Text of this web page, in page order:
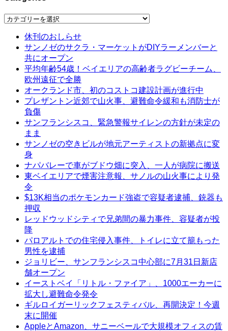
Categories
休刊のおしらせ
サンノゼのサクラ・マーケットがDIYラーメンバーと
共にオープン
平均年齢54歳！ベイエリアの高齢者ラグビーチーム、
欧州遠征で全勝
オークランド市、初のコストコ建設計画が進行中
プレザントン近郊で山火事、避難命令緩和も消防士が
負傷
サンフランシスコ、緊急警報サイレンの方針が未定の
まま
サンノゼの空きビルが地元アーティストの新拠点に変
身
ナパバレーで車がブドウ畑に突入、一人が病院に搬送
東ベイエリアで煙害注意報、サノルの山火事により発
令
$13K相当のポケモンカード強盗で容疑者逮捕、銃器も
押収
レッドウッドシティで兄弟間の暴力事件、容疑者が投
降
パロアルトでの住宅侵入事件、トイレに立て籠もった
男性を逮捕
ジョリビー、サンフランシスコ中心部に7月31日新店
舗オープン
イーストベイ「リトル・ファイア」、1000エーカーに
拡大し避難命令発令
ギルロイガーリックフェスティバル、再開決定！今週
末に開催
AppleとAmazon、サニーベールで大規模オフィスの賃